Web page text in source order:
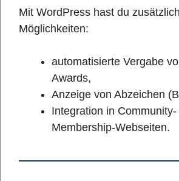
Mit WordPress hast du
Möglichkeiten:
automatisierte Vergabe
Awards,
Anzeige von Abzeichen
Integration in
Membership-Webseiten.